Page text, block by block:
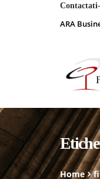
ARA
Home